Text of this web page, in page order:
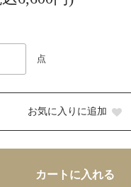
点
お気に入りに追加
カートに入れる